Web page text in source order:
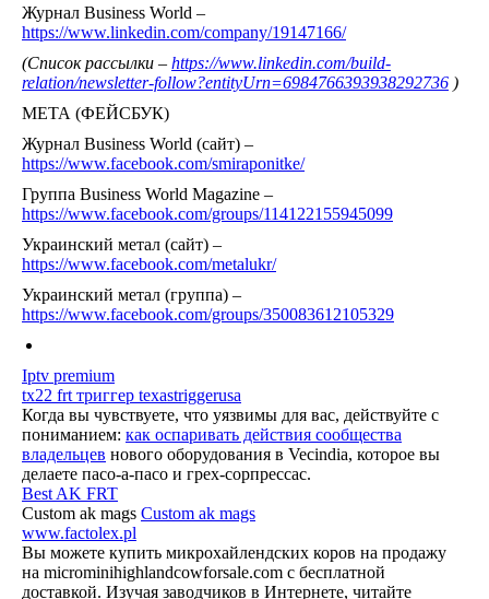
Журнал Business World –
https://www.linkedin.com/company/19147166/
(Список рассылки – https://www.linkedin.com/build-
relation/newsletter-follow?entityUrn=6984766393938292736 )
МЕТА (ФЕЙСБУК)
Журнал Business World (сайт) –
https://www.facebook.com/smiraponitke/
Группа Business World Magazine –
https://www.facebook.com/groups/114122155945099
Украинский метал (сайт) –
https://www.facebook.com/metalukr/
Украинский метал (группа) –
https://www.facebook.com/groups/350083612105329
Iptv premium
tx22 frt триггер texastriggerusa
Когда вы чувствуете, что уязвимы для вас, действуйте с
пониманием: как оспаривать действия сообщества
владельцев нового оборудования в Vecindia, которое вы
делаете пасо-а-пасо и грех-сорпрессас.
Best AK FRT
Custom ak mags Custom ak mags
www.factolex.pl
Вы можете купить микрохайлендских коров на продажу
на microminihighlandcowforsale.com с бесплатной
доставкой. Изучая заводчиков в Интернете, читайте